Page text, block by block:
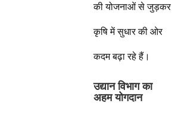
की योजनाओं से जुड़कर
कृषि में सुधार की ओर
कदम बढ़ा रहे हैं।
उद्यान विभाग का
अहम योगदान